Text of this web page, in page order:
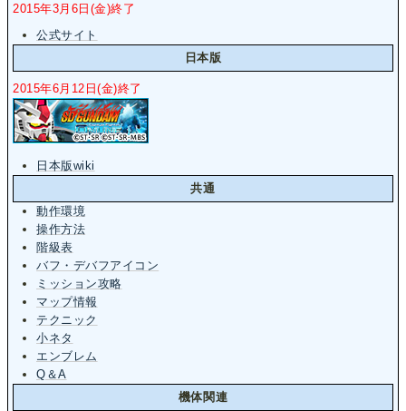
2015年3月6日(金)終了
公式サイト
日本版
2015年6月12日(金)終了
日本版wiki
共通
動作環境
操作方法
階級表
バフ・デバフアイコン
ミッション攻略
マップ情報
テクニック
小ネタ
エンブレム
Q＆A
機体関連